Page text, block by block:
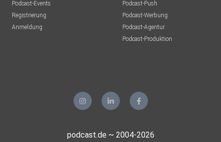
Podcast-Events
Registrierung
Anmeldung
Podcast-Push
Podcast-Werbung
Podcast-Agentur
Podcast-Produktion
podcast.de ~ 2004-2026